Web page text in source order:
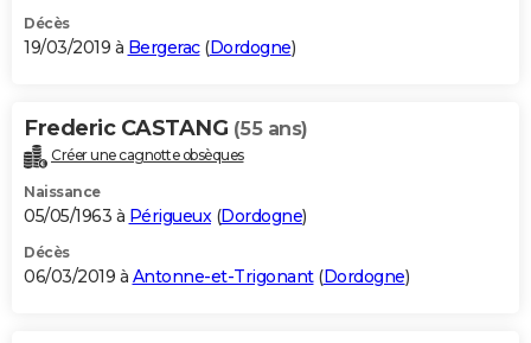
Décès
19/03/2019 à Bergerac(Dordogne)
Frederic CASTANG (55 ans)
Créer une cagnotte obsèques
Naissance
05/05/1963 à Périgueux(Dordogne)
Décès
06/03/2019 à Antonne-et-Trigonant(Dordogne)